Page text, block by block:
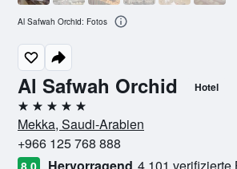
Al Safwah Orchid Hotel
5 Sterne
Mekka, Saudi-Arabien
+966 125 768 888
8,0
Al Safwah Orchid: Fotos